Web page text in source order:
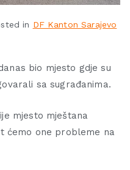
in DF Kanton Sarajevo
bio mjesto gdje su
sa sugrađanima.
mjesto mještana
ćemo one probleme na